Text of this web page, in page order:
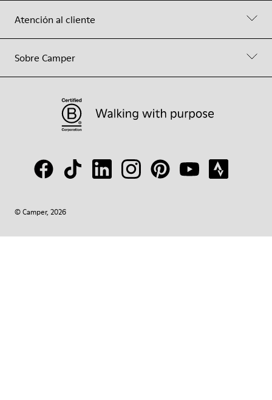
Atención al cliente
Sobre Camper
© Camper, 2026